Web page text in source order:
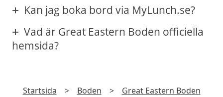
Kan jag boka bord via MyLunch.se?
Vad är Great Eastern Boden officiella
hemsida?
Startsida > Boden > Great Eastern Boden